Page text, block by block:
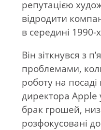
репутацією
відродити
в середині 1990-
Він зіткнувся з
проблемами,
роботу на
директора Apple
брак грошей,
розфокусовані